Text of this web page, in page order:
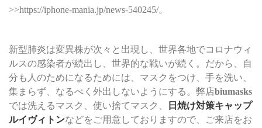
>>https://iphone-mania.jp/news-540245/。
新型肺炎は変異株が次々と出現し、世界各地でコロナウィ
ルスの感染者が続出し、世界的な戦いが続く。だから、自
分も人のためになるためには、マスクをつけ、手を洗い、
集まらず、なるべく外出しないようにする。弊店biumasks
では洗えるマスク、使い捨てマスク、
日焼け対策キャップ
ルイヴィトンなどをご用意しておりますので、ご来店をお